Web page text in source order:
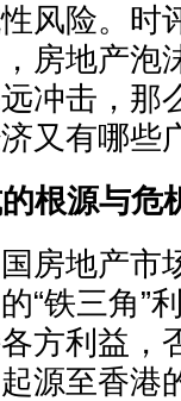
风险。时
房地产泡
冲击，那
又有哪些
根源与危
地产市
“铁三角”
方利益，
源至香港